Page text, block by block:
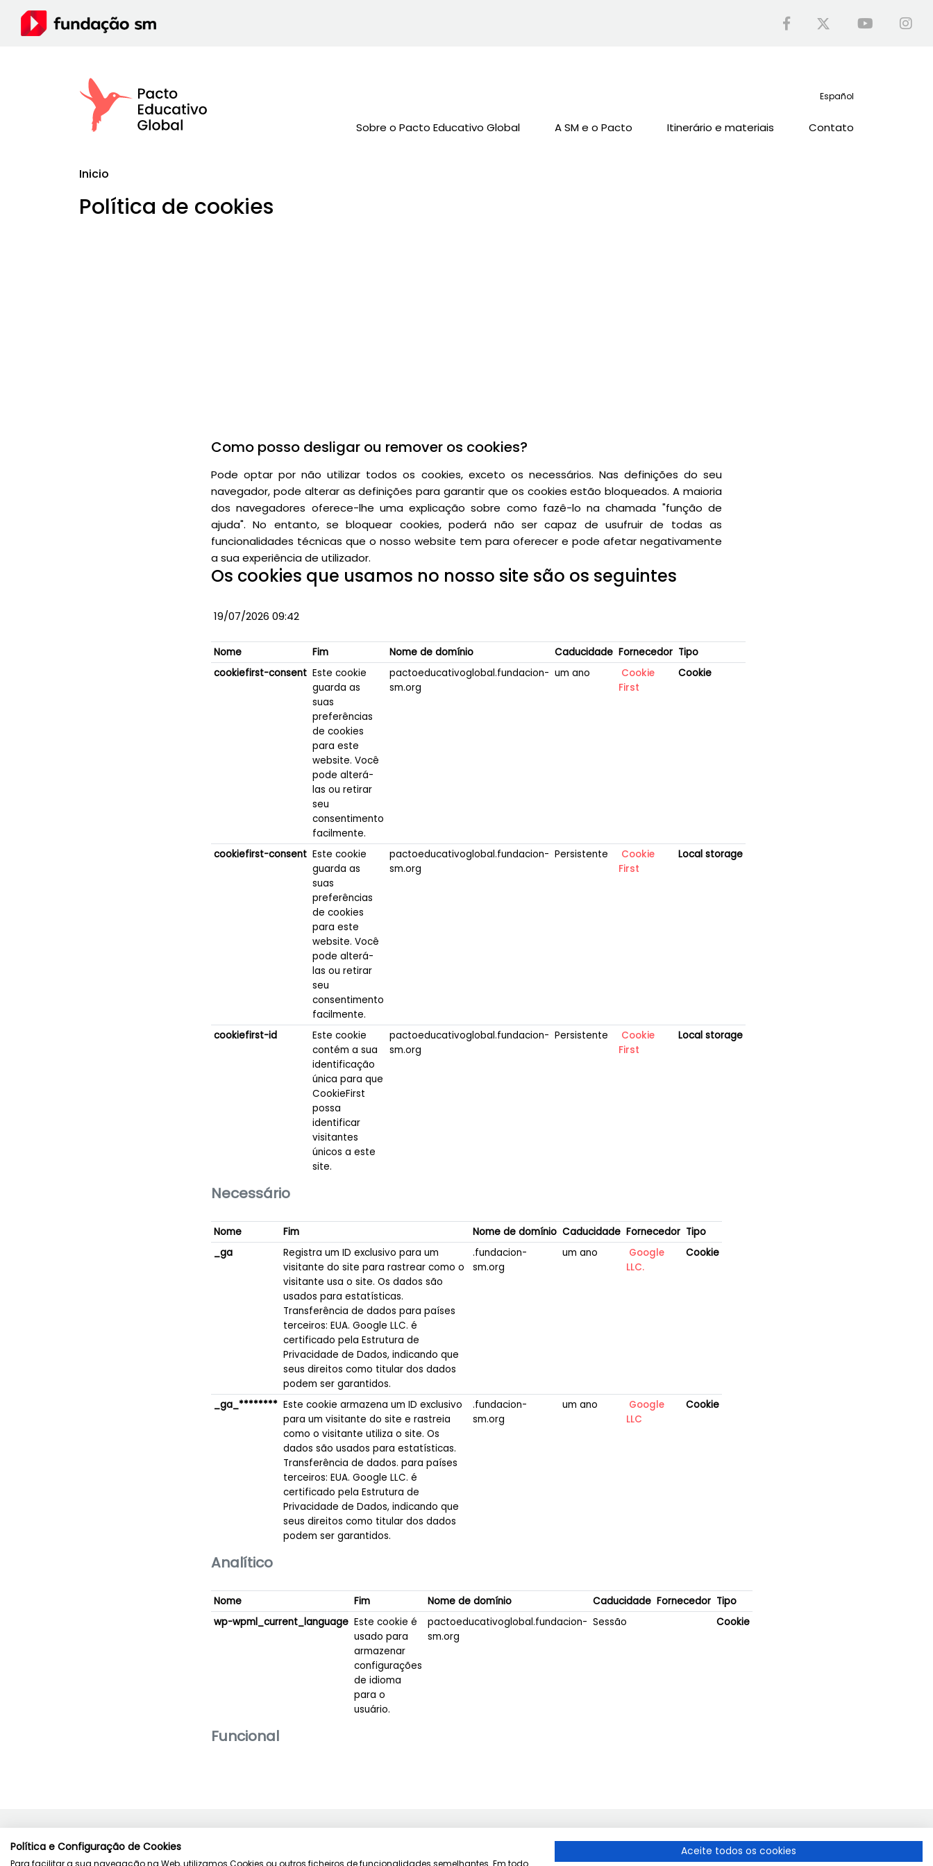
Sobre o Pacto Educativo Global A SM e o Pacto Itinerário e materiais Contato
Español
Inicio
Política de cookies
Como posso desligar ou remover os cookies?
Pode optar por não utilizar todos os cookies, exceto os necessários. Nas definições do seu
navegador, pode alterar as definições para garantir que os cookies estão bloqueados. A maioria
dos navegadores oferece-lhe uma explicação sobre como fazê-lo na chamada "função de
ajuda". No entanto, se bloquear cookies, poderá não ser capaz de usufruir de todas as
funcionalidades técnicas que o nosso website tem para oferecer e pode afetar negativamente
a sua experiência de utilizador.
Os cookies que usamos no nosso site são os seguintes
19/07/2026 09:42
Necessário
Nome Fim Nome de domínio Caducidade Fornecedor Tipo
cookiefirst-consent Este cookie
guarda as
suas
preferências
de cookies
para este
website. Você
pode alterá-
las ou retirar
seu
consentimento
facilmente.
pactoeducativoglobal.fundacion-
sm.org
um ano
Cookie
First
Cookie
cookiefirst-consent Este cookie
guarda as
suas
preferências
de cookies
para este
website. Você
pode alterá-
las ou retirar
seu
consentimento
facilmente.
pactoeducativoglobal.fundacion-
sm.org
Persistente
Cookie
First
Local storage
cookiefirst-id
Este cookie
contém a sua
identificação
única para que
CookieFirst
possa
identificar
visitantes
únicos a este
site.
pactoeducativoglobal.fundacion-
sm.org
Persistente
Cookie
First
Local storage
Analítico
Nome Fim Nome de domínio Caducidade Fornecedor Tipo
_ga
Registra um ID exclusivo para um
visitante do site para rastrear como o
visitante usa o site. Os dados são
usados para estatísticas.
Transferência de dados para países
terceiros: EUA. Google LLC. é
certificado pela Estrutura de
Privacidade de Dados, indicando que
seus direitos como titular dos dados
podem ser garantidos.
.fundacion-
sm.org
um ano
Google
LLC.
Cookie
_ga_******** Este cookie armazena um ID exclusivo
para um visitante do site e rastreia
como o visitante utiliza o site. Os
dados são usados para estatísticas.
Transferência de dados. para países
terceiros: EUA. Google LLC. é
certificado pela Estrutura de
Privacidade de Dados, indicando que
seus direitos como titular dos dados
podem ser garantidos.
.fundacion-
sm.org
um ano
Google
LLC
Cookie
Funcional
Nome Fim Nome de domínio Caducidade Fornecedor Tipo
wp-wpml_current_language Este cookie é
usado para
armazenar
configurações
de idioma
para o
usuário.
pactoeducativoglobal.fundacion-
sm.org
Sessão Cookie
Condições de uso
Política e Configuração de Cookies
Para facilitar a sua navegação na Web, utilizamos Cookies ou outros ficheiros de funcionalidades semelhantes. Em todo
Aceite todos os cookies